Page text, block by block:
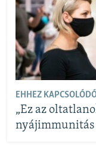
EHHEZ
„Ez az
nyájimmunitás